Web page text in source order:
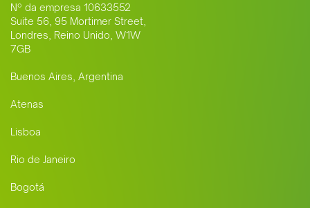
Nº da empresa 10633552
Suite 56, 95 Mortimer Street,
Londres, Reino Unido, W1W
7GB
Buenos Aires, Argentina
Atenas
Lisboa
Rio de Janeiro
Bogotá